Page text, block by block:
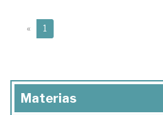
« 1
Materias